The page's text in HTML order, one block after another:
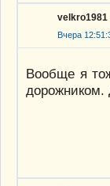
velkro1981
Вчера
Вообще я
дорожником.